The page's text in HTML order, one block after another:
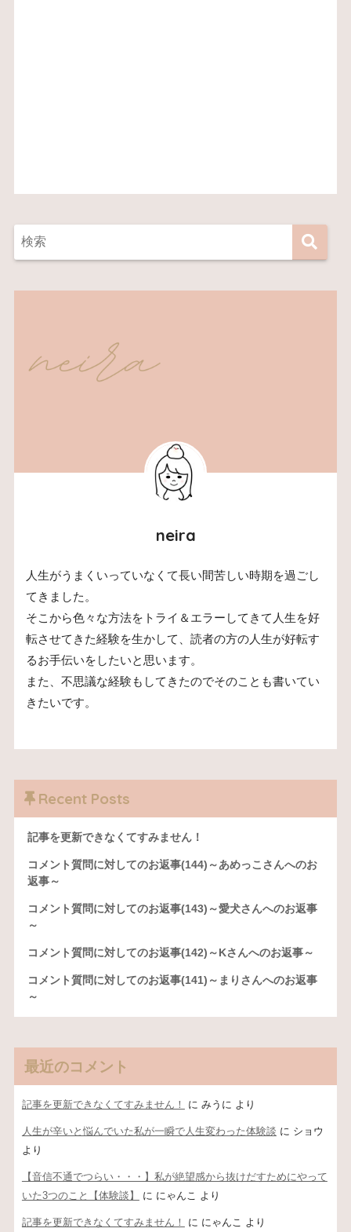
neira
人生がうまくいっていなくて長い間苦しい時期を過ごし
てきました。
そこから色々な方法をトライ＆エラーしてきて人生を好
転させてきた経験を生かして、読者の方の人生が好転す
るお手伝いをしたいと思います。
また、不思議な経験もしてきたのでそのことも書いてい
きたいです。
Recent Posts
記事を更新できなくてすみません！
コメント質問に対してのお返事(144)～あめっこさんへのお
返事～
コメント質問に対してのお返事(143)～愛犬さんへのお返事
～
コメント質問に対してのお返事(142)～Kさんへのお返事～
コメント質問に対してのお返事(141)～まりさんへのお返事
～
最近のコメント
記事を更新できなくてすみません！ に みうに より
人生が辛いと悩んでいた私が一瞬で人生変わった体験談 に ショウ
より
【音信不通でつらい・・・】私が絶望感から抜けだすためにやって
いた3つのこと【体験談】
に にゃんこ より
記事を更新できなくてすみません！ に にゃんこ より